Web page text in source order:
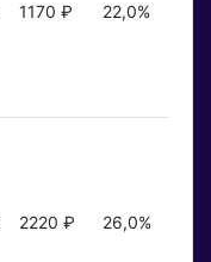
1170 ₽ 22,0%
2220 ₽ 26,0%